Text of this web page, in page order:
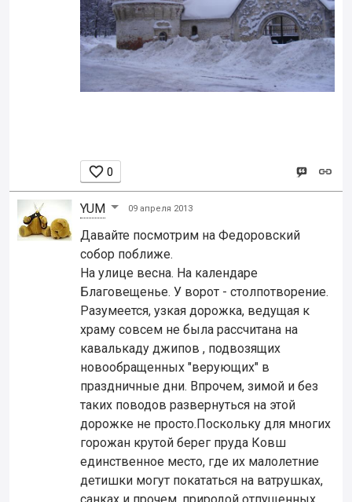
 0
YUM 09 апреля 2013
Давайте посмотрим на Федоровский
собор поближе.
На улице весна. На календаре
Благовещенье. У ворот - столпотворение.
Разумеется, узкая дорожка, ведущая к
храму совсем не была рассчитана на
кавалькаду джипов , подвозящих
новообращенных "верующих" в
праздничные дни. Впрочем, зимой и без
таких поводов развернуться на этой
дорожке не просто.Поскольку для многих
горожан крутой берег пруда Ковш
единственное место, где их малолетние
детишки могут покататься на ватрушках,